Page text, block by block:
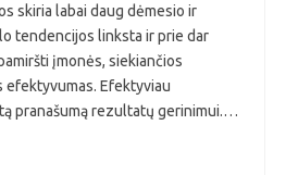
skiria labai daug dėmesio ir
tendencijos linksta ir prie dar
įmonės, siekiančios
Efektyviau
pranašumą rezultatų gerinimui.…